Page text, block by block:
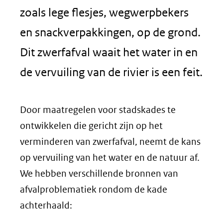
zoals lege flesjes, wegwerpbekers
en snackverpakkingen, op de grond.
Dit zwerfafval waait het water in en
de vervuiling van de rivier is een feit.
Door maatregelen voor stadskades te
ontwikkelen die gericht zijn op het
verminderen van zwerfafval, neemt de kans
op vervuiling van het water en de natuur af.
We hebben verschillende bronnen van
afvalproblematiek rondom de kade
achterhaald: